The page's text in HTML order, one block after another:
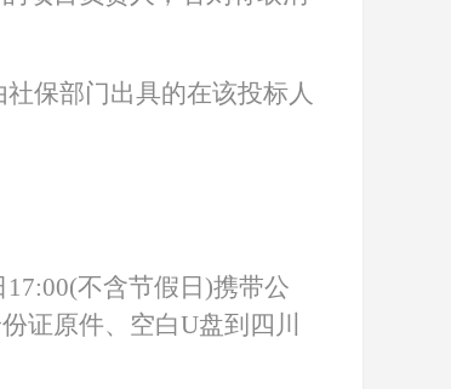
保部门出具的在该投标人
17:00(不含节假日 )携带公
证原件、空白U盘到四川